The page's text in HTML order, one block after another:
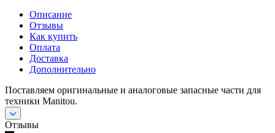
Описание
Отзывы
Как купить
Оплата
Доставка
Дополнительно
Поставляем оригинальные и аналоговые запасные части для
техники Manitou.
Отзывы